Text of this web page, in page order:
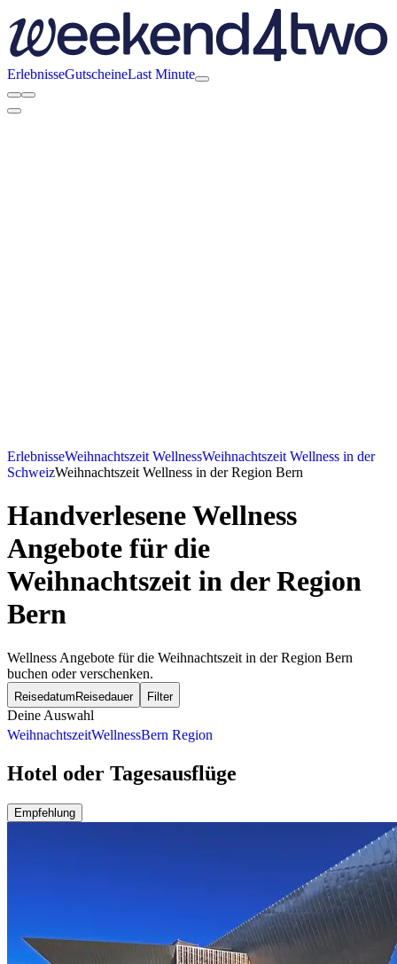
ErlebnisseGutscheineLast Minute
ErlebnisseWeihnachtszeit WellnessWeihnachtszeit Wellness in der
SchweizWeihnachtszeit Wellness in der Region Bern
Handverlesene Wellness
Angebote für die
Weihnachtszeit in der Region
Bern
Wellness Angebote für die Weihnachtszeit in der Region Bern
buchen oder verschenken.
Reisedatum Reisedauer Filter
Deine Auswahl
WeihnachtszeitWellnessBern Region
Hotel oder Tagesausflüge
Empfehlung